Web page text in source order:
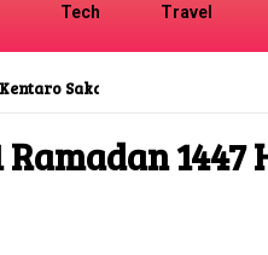
Tech Travel
dalam kiDnap GAME
1447